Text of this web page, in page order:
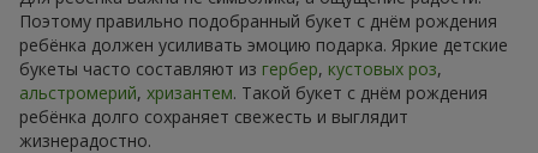
Поэтому правильно подобранный букет с днём рождения
ребёнка должен усиливать эмоцию подарка. Яркие детские
букеты часто составляют из гербер, кустовых роз,
альстромерий, хризантем. Такой букет с днём рождения
ребёнка долго сохраняет свежесть и выглядит
жизнерадостно.